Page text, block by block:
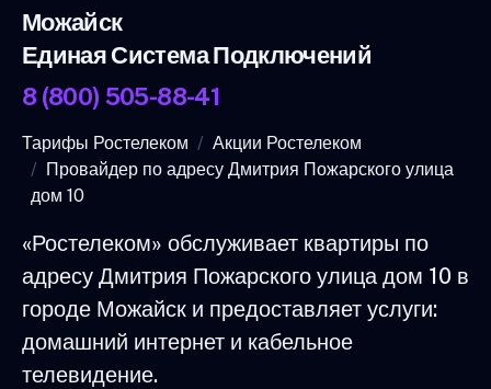
Можайск
Единая Система Подключений
8 (800) 505-88-41
Тарифы Ростелеком
Акции Ростелеком
Провайдер по адресу Дмитрия Пожарского улица
дом 10
«Ростелеком» обслуживает квартиры по
адресу Дмитрия Пожарского улица дом 10 в
городе Можайск и предоставляет услуги:
домашний интернет и кабельное
телевидение.